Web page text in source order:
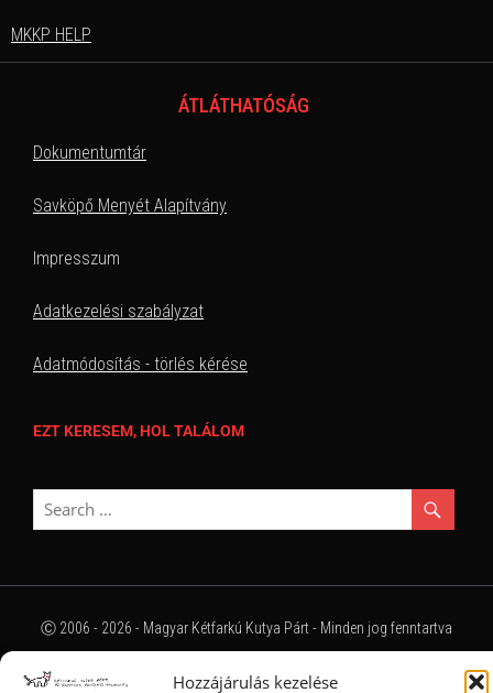
Hozzájárulás kezelése
MKKP HELP
ÁTLÁTHATÓSÁG
Dokumentumtár
Savköpő Menyét Alapítvány
Impresszum
Adatkezelési szabályzat
Adatmódosítás - törlés kérése
EZT KERESEM, HOL TALÁLOM
Ⓒ 2006 - 2026 - Magyar Kétfarkú Kutya Párt - Minden jog fenntartva